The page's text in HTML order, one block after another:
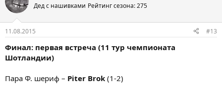
Дед с нашивками Рейтинг сезона: 275
11.08.2015 #13
Финал: первая встреча (11 тур чемпионата
Шотландии)
Пара Ф. шериф – Piter Brok (1-2)